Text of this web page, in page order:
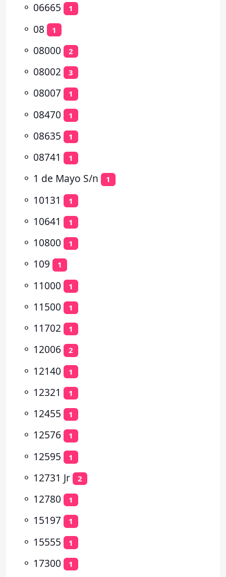
⚬ 06665 1
⚬ 08 1
⚬ 08000 2
⚬ 08002 3
⚬ 08007 1
⚬ 08470 1
⚬ 08635 1
⚬ 08741 1
⚬ 1 de Mayo S/n 1
⚬ 10131 1
⚬ 10641 1
⚬ 10800 1
⚬ 109 1
⚬ 11000 1
⚬ 11500 1
⚬ 11702 1
⚬ 12006 2
⚬ 12140 1
⚬ 12321 1
⚬ 12455 1
⚬ 12576 1
⚬ 12595 1
⚬ 12731 Jr 2
⚬ 12780 1
⚬ 15197 1
⚬ 15555 1
⚬ 17300 1